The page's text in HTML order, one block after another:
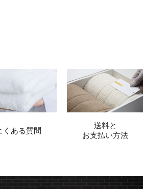
くある質問
送料と
お支払い方法